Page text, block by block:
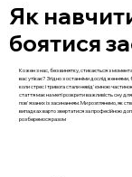
Як
боятися
Кожен з нас, без винятку, стикається з
вас утікає? Згідно з останніми
коли стрес і тривога стали невід'ємною
стаття має на меті розкрити важливість сну
пов'язаних із засинанням. Ми розглянемо, як
випадках варто звертатися за професійною
розберемося разом